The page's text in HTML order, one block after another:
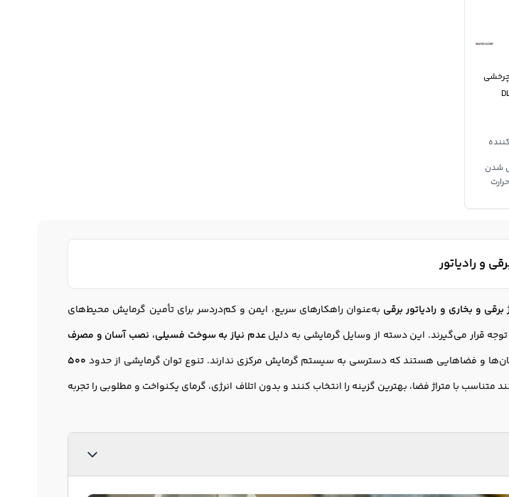
چرخشی
شدن
و رادیاتور
برقی و بخاری و رادیاتور برقی به‌عنوان راهکارهای سریع، ایمن و کم‌دردسر برای تأمین گرمایش محیط‌های
قرار می‌گیرند. این دسته از وسایل گرمایشی به دلیلعدم نیاز به سوخت فسیلی، نصب آسان و مصرف
و فضاهایی هستند که دسترسی به سیستم گرمایش مرکزی ندارند. تنوع توان گرمایشی از حدود 500
متناسب با متراژ فضا، بهترین گزینه را انتخاب کنند و بدون اتلاف انرژی، گرمای یکنواخت و مطلوبی را تجربه